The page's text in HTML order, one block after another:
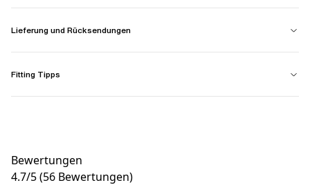
Lieferung und Rücksendungen
Fitting Tipps
Bewertungen
4.7/5(56 Bewertungen)